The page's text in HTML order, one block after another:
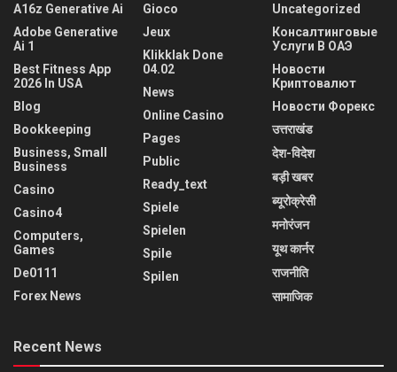
A16z Generative Ai
Adobe Generative
Ai 1
Best Fitness App
2026 In USA
Blog
Bookkeeping
Business, Small
Business
Casino
Casino4
Computers,
Games
De0111
Forex News
Gioco
Jeux
Klikklak Done
04.02
News
Online Casino
Pages
Public
Ready_text
Spiele
Spielen
Spile
Spilen
Uncategorized
Консалтинговые
Услуги В ОАЭ
Новости
Криптовалют
Новости Форекс
उत्तराखंड
देश-विदेश
बड़ी खबर
ब्यूरोक्रेसी
मनोरंजन
यूथ कार्नर
राजनीति
सामाजिक
Recent News